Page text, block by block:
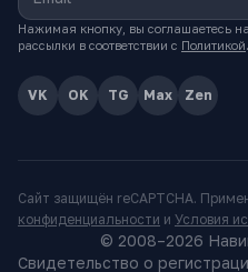
Нажимая кнопку, вы соглашаетесь
рассылки в соответствии с Политикой.
VK OK TG Max Zen
Сайт защищён reCAPTCHA.
конфиденциальности и Условия
© 2008–2026
Свидетельство о